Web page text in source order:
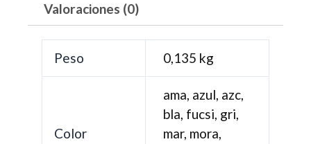
Valoraciones (0)
Peso 0,135 kg
Color
ama, azul, azc,
bla, fucsi, gri,
mar, mora,